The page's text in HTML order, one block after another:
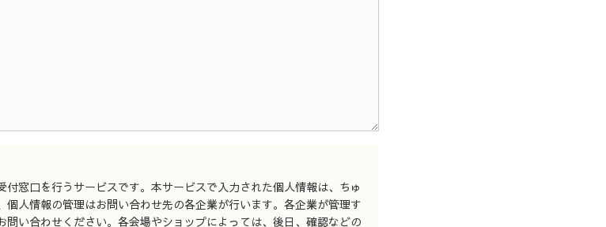
窓口を行うサービスです。本サービスで入力された個人情報は、ちゅ
人情報の管理はお問い合わせ先の各企業が行います。各企業が管理す
い合わせください。各会場やショップによっては、後日、確認などの